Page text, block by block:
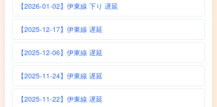
【2026-01-02】伊東線 下り 遅延
【2025-12-17】伊東線 遅延
【2025-12-06】伊東線 遅延
【2025-11-24】伊東線 遅延
【2025-11-22】伊東線 遅延